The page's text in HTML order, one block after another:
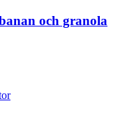
och granola